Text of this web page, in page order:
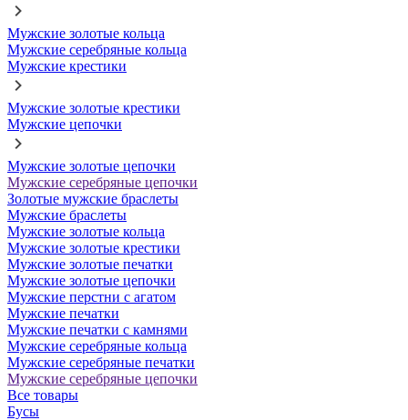
Мужские золотые кольца
Мужские серебряные кольца
Мужские крестики
Мужские золотые крестики
Мужские цепочки
Мужские золотые цепочки
Мужские серебряные цепочки
Золотые мужские браслеты
Мужские браслеты
Мужские золотые кольца
Мужские золотые крестики
Мужские золотые печатки
Мужские золотые цепочки
Мужские перстни с агатом
Мужские печатки
Мужские печатки с камнями
Мужские серебряные кольца
Мужские серебряные печатки
Мужские серебряные цепочки
Все товары
Бусы